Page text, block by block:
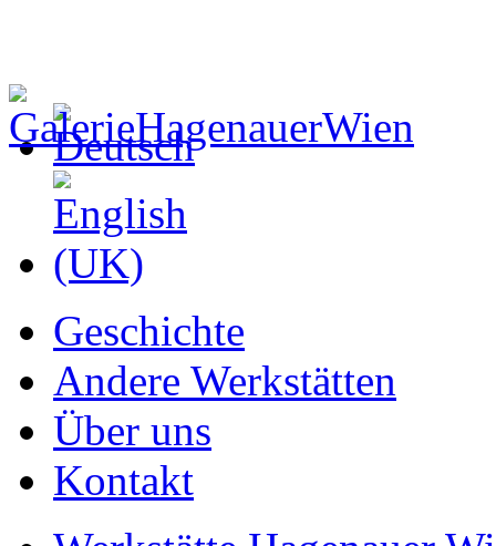
Geschichte
Andere Werkstätten
Über uns
Kontakt